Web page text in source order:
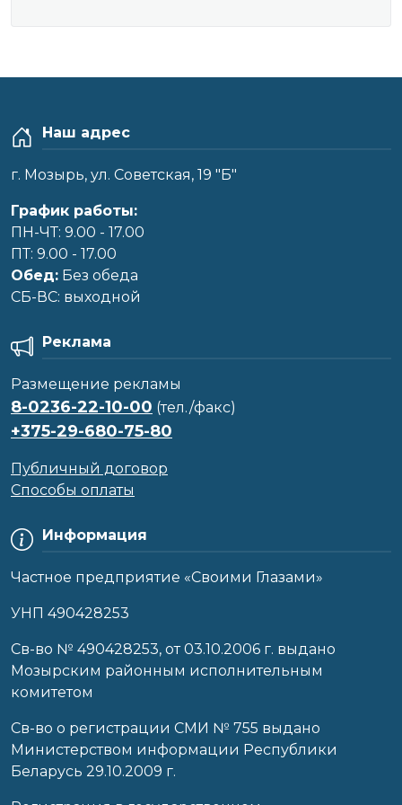
Наш адрес
г. Мозырь, ул. Советская, 19 "Б"
График работы:
ПН-ЧТ: 9.00 - 17.00
ПТ: 9.00 - 17.00
Обед: Без обеда
CБ-ВС: выходной
Информация
Частное предприятие «Своими Глазами»
УНП 490428253
Cв-во № 490428253, от 03.10.2006 г. выдано
Мозырским районным исполнительным
комитетом
Св-во о регистрации СМИ № 755 выдано
Министерством информации Республики
Беларусь 29.10.2009 г.
Реклама
Размещение рекламы
8-0236-22-10-00 (тел./факс)
+375-29-680-75-80
Публичный договор
Способы оплаты